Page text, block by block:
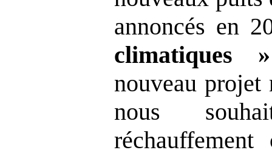
annoncés en
climatiques
»
nouveau
nous